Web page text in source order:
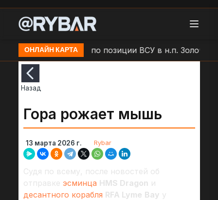
ОНЛАЙН КАРТА
БЛА "Молния" по позиции ВСУ в н.п. Золочев
Назад
Гора рожает мышь
13 марта 2026 г. Rybar
Судя по всему, после новостей об
отправке эсминца HMS Dragon и
десантного корабля RFA Lyme Bay у